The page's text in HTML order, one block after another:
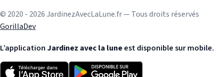
© 2020 - 2026 JardinezAvecLaLune.fr — Tous droits réservés
GorillaDev
L’application Jardinez avec la luneest disponible sur mobile.